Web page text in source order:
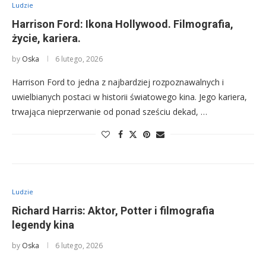
Ludzie
Harrison Ford: Ikona Hollywood. Filmografia,
życie, kariera.
by Oska 6 lutego, 2026
Harrison Ford to jedna z najbardziej rozpoznawalnych i
uwielbianych postaci w historii światowego kina. Jego kariera,
trwająca nieprzerwanie od ponad sześciu dekad, …
Ludzie
Richard Harris: Aktor, Potter i filmografia
legendy kina
by Oska 6 lutego, 2026